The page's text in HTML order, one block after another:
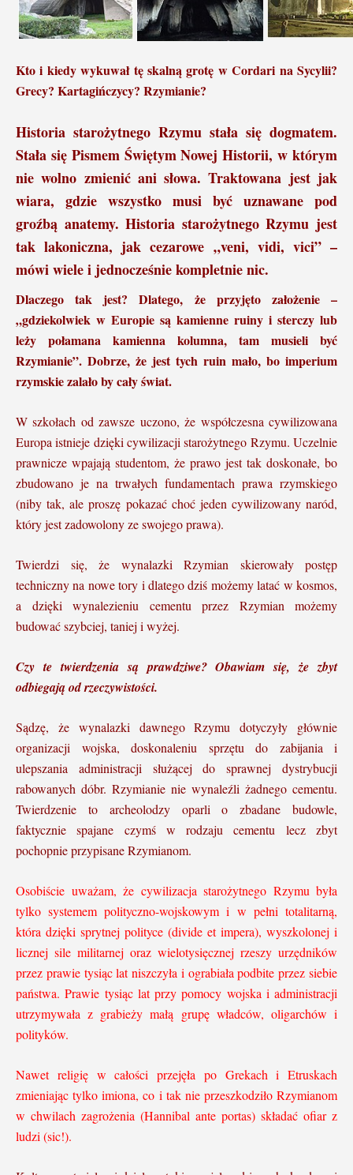
Kto i kiedy wykuwał tę skalną grotę w Cordari na Sycylii?
Grecy? Kartagińczycy? Rzymianie?
Historia starożytnego Rzymu stała się dogmatem.
Stała się Pismem Świętym Nowej Historii, w którym
nie wolno zmienić ani słowa. Traktowana jest jak
wiara, gdzie wszystko musi być uznawane pod
groźbą anatemy. Historia starożytnego Rzymu jest
tak lakoniczna, jak cezarowe „veni, vidi, vici” –
mówi wiele i jednocześnie kompletnie nic.
Dlaczego tak jest? Dlatego, że przyjęto założenie –
„gdziekolwiek w Europie są kamienne ruiny i sterczy lub
leży połamana kamienna kolumna, tam musieli być
Rzymianie”. Dobrze, że jest tych ruin mało, bo imperium
rzymskie zalało by cały świat.
W szkołach od zawsze uczono, że współczesna cywilizowana
Europa istnieje dzięki cywilizacji starożytnego Rzymu. Uczelnie
prawnicze wpajają studentom, że prawo jest tak doskonałe, bo
zbudowano je na trwałych fundamentach prawa rzymskiego
(niby tak, ale proszę pokazać choć jeden cywilizowany naród,
który jest zadowolony ze swojego prawa).
Twierdzi się, że wynalazki Rzymian skierowały postęp
techniczny na nowe tory i dlatego dziś możemy latać w kosmos,
a dzięki wynalezieniu cementu przez Rzymian możemy
budować szybciej, taniej i wyżej.
Czy te twierdzenia są prawdziwe? Obawiam się, że zbyt
odbiegają od rzeczywistości.
Sądzę, że wynalazki dawnego Rzymu dotyczyły głównie
organizacji wojska, doskonaleniu sprzętu do zabijania i
ulepszania administracji służącej do sprawnej dystrybucji
rabowanych dóbr. Rzymianie nie wynaleźli żadnego cementu.
Twierdzenie to archeolodzy oparli o zbadane budowle,
faktycznie spajane czymś w rodzaju cementu lecz zbyt
pochopnie przypisane Rzymianom.
Osobiście uważam, że cywilizacja starożytnego Rzymu była
tylko systemem polityczno-wojskowym i w pełni totalitarną,
która dzięki sprytnej polityce (divide et impera), wyszkolonej i
licznej sile militarnej oraz wielotysięcznej rzeszy urzędników
przez prawie tysiąc lat niszczyła i ograbiała podbite przez siebie
państwa. Prawie tysiąc lat przy pomocy wojska i administracji
utrzymywała z grabieży małą grupę władców, oligarchów i
polityków.
Nawet religię w całości przejęła po Grekach i Etruskach
zmieniając tylko imiona, co i tak nie przeszkodziło Rzymianom
w chwilach zagrożenia (Hannibal ante portas) składać ofiar z
ludzi (sic!).